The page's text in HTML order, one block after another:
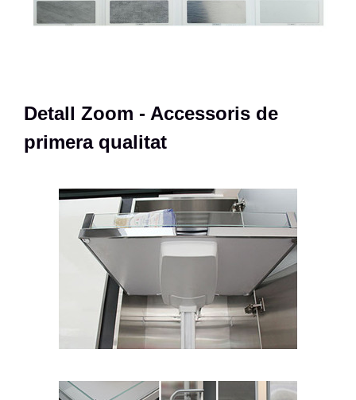
Detall Zoom - Accessoris de
primera qualitat